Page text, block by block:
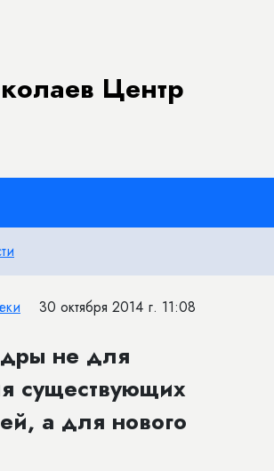
Центр
30 октября 2014 г. 11:08
не для
существующих
а для нового